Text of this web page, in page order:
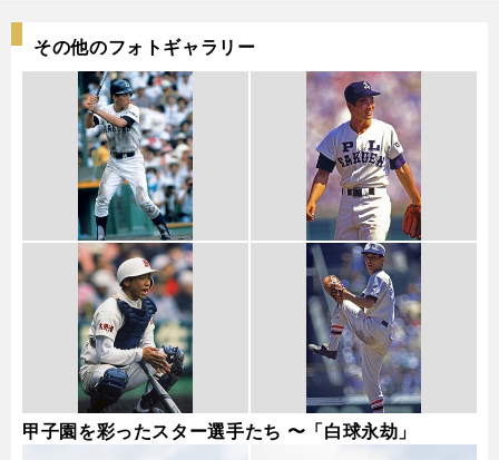
その他のフォトギャラリー
甲子園を彩ったスター選手たち 〜「白球永劫」